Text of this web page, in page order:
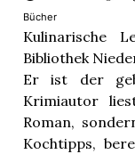
Bücher
Kulinarische
Bibliothek
Er ist der
Krimiautor
Roman,
Kochtipps,